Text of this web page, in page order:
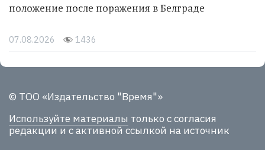
положение после поражения в Белграде
07.08.2026 1436
© ТОО «Издательство "Время"»
Используйте материалы только с согласия
редакции и с активной ссылкой на источник